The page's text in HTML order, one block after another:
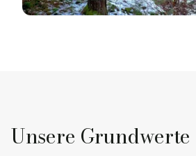
Unsere Grundwerte